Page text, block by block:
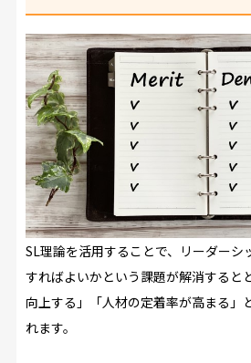
SL理論を活用することで、リーダーシ
すればよいかという課題が解消すると
向上する」「人材の定着率が高まる」
れます。